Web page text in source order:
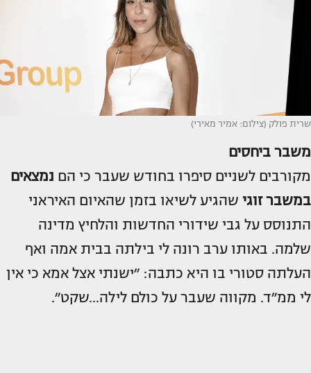
שרית פולק (צילום: אמיר מאירי)
משבר ביחסים
מקורבים לשניים סיפרו בחודש שעבר כי הם נמצאים
במשבר זוגי שהגיע לשיאו בזמן שהאיום האיראני
התנוסס על גבי שידורי החדשות והלחיץ מדינה
שלמה. באותו ערב רונה לי בילתה בבית אמה ואף
העלתה סטורי בו היא כתבה: ״ישנתי אצל אמא כי אין
לי ממ״ד. מקווה שעבר על כולם לילה...שקט״.